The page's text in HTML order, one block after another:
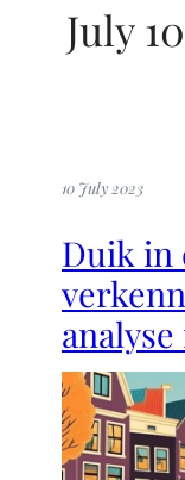
July
10 July 2023
Duik in